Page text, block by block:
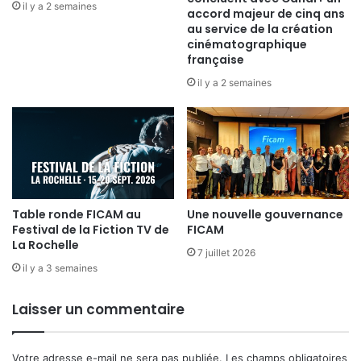
il y a 2 semaines
accord majeur de cinq ans
au service de la création
cinématographique
française
il y a 2 semaines
Table ronde FICAM au
Festival de la Fiction TV de
La Rochelle
il y a 3 semaines
Une nouvelle gouvernance
FICAM
7 juillet 2026
Laisser un commentaire
Votre adresse e-mail ne sera pas publiée. Les champs obligatoires